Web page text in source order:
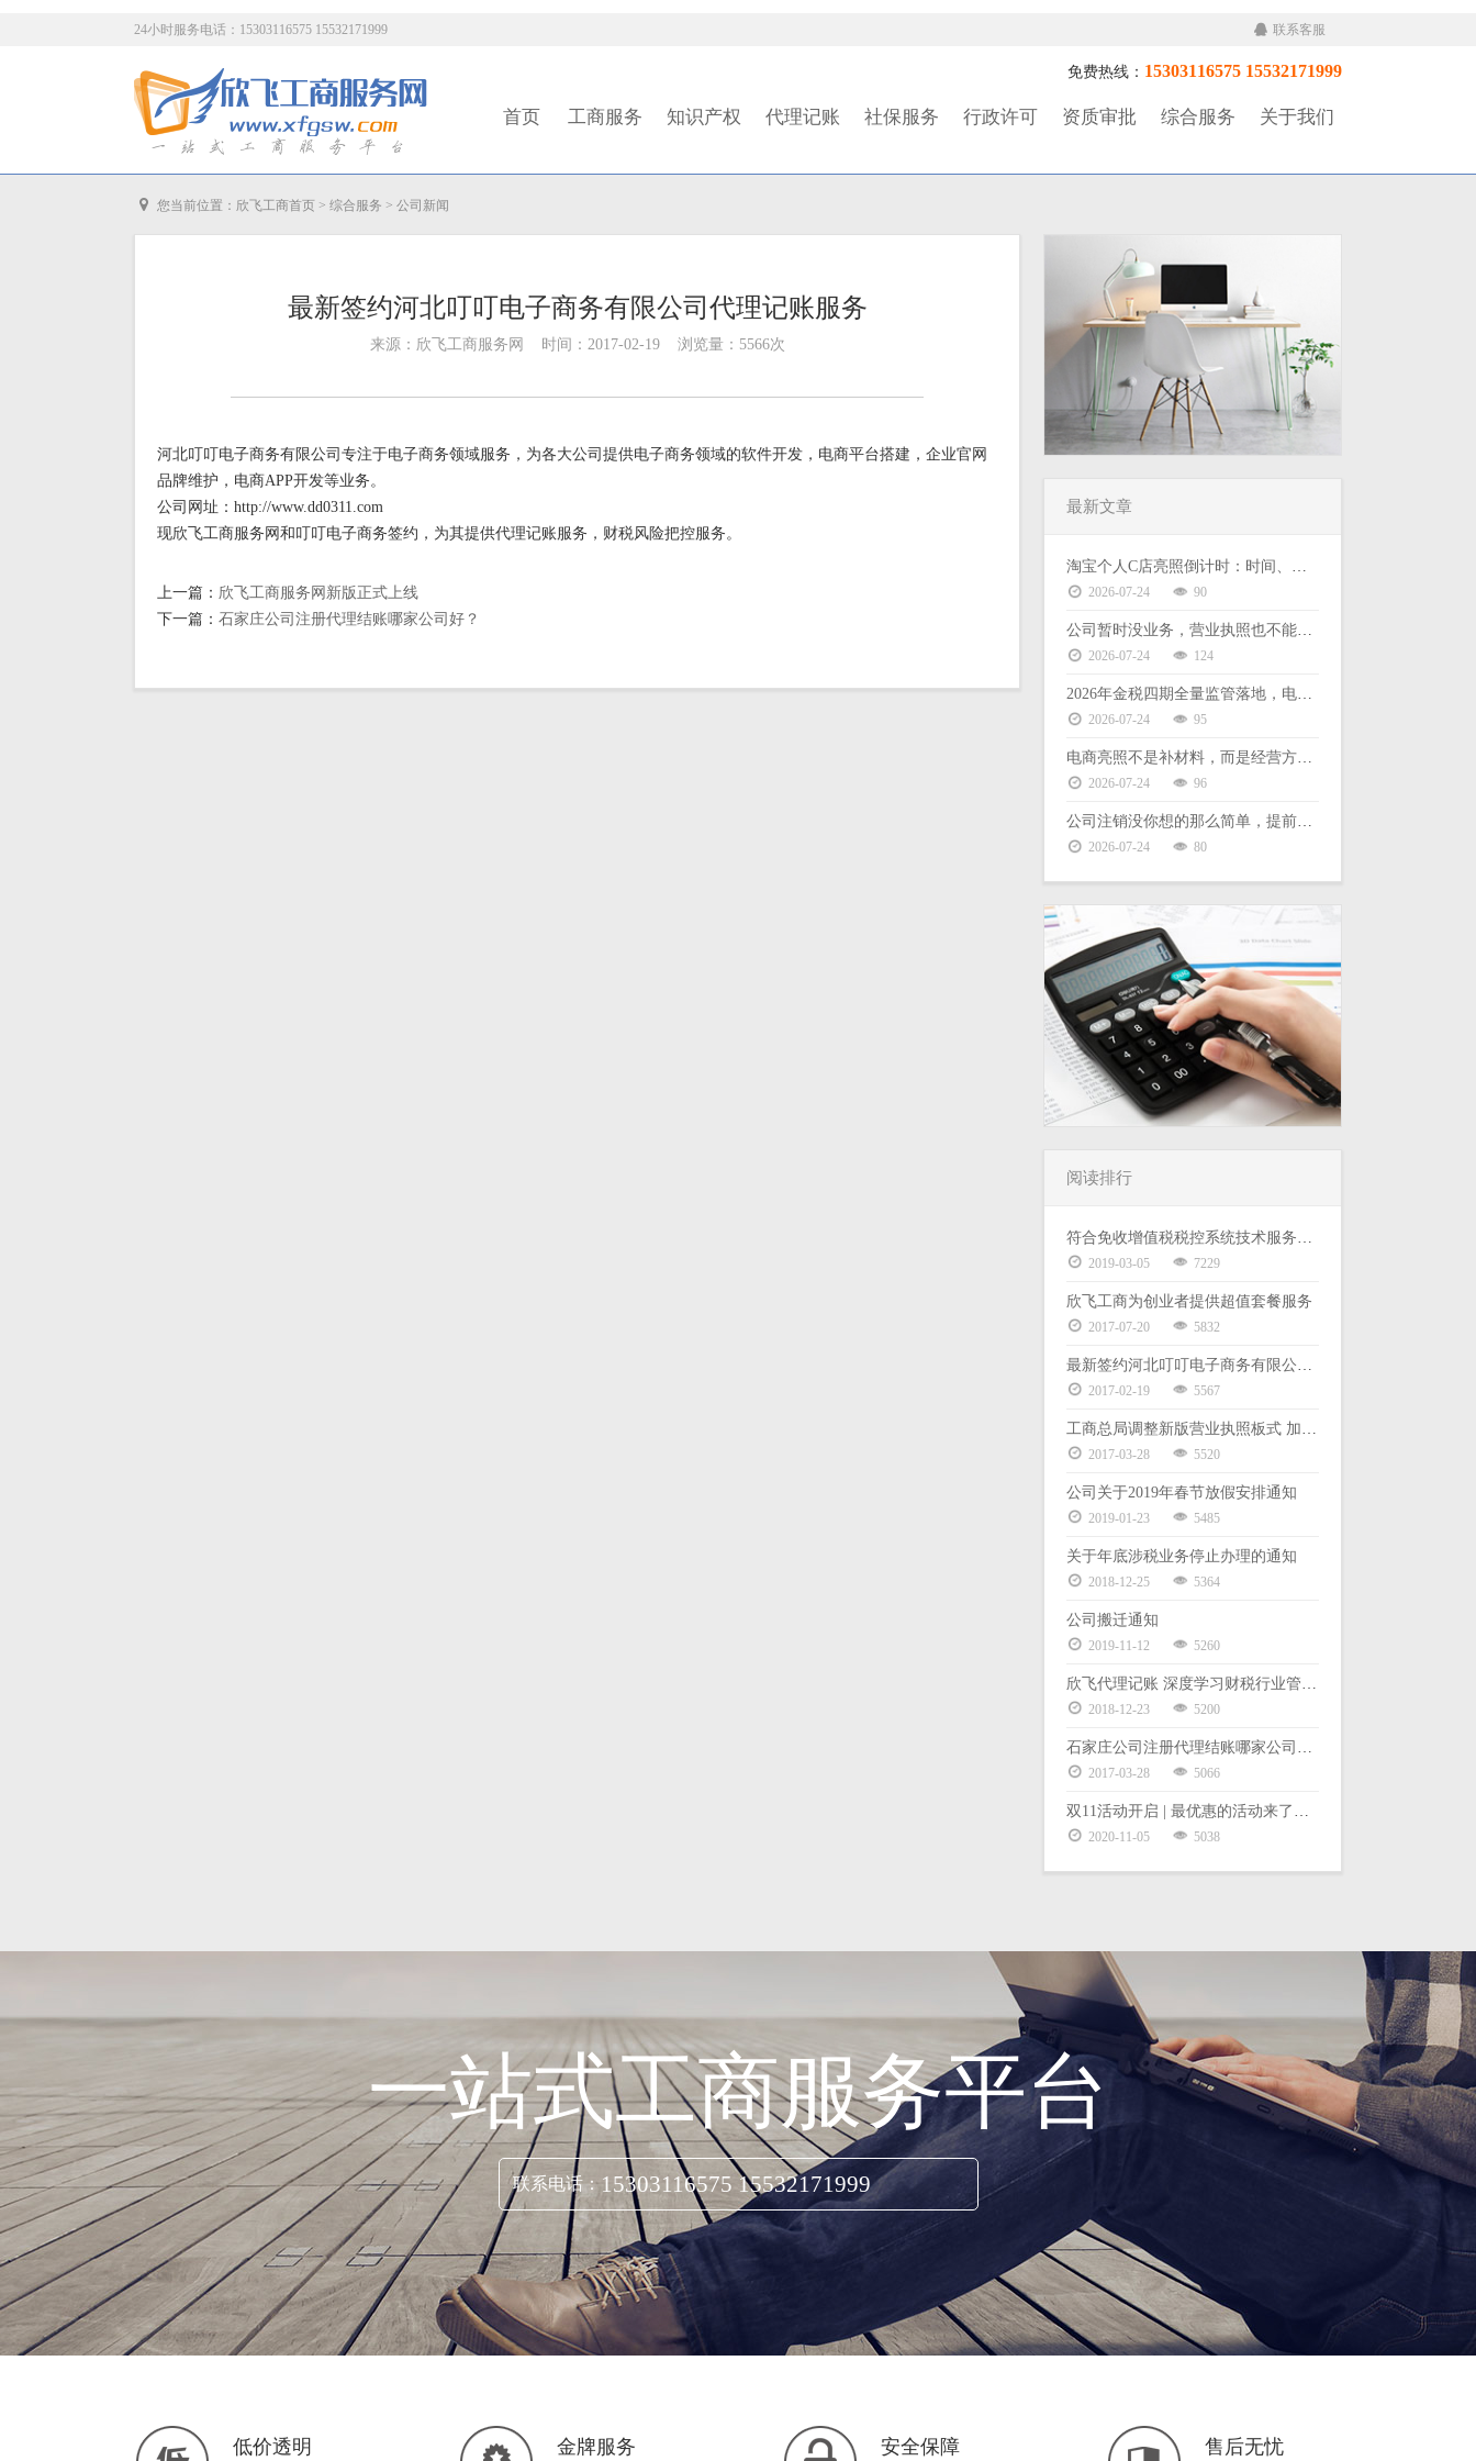
24小时服务电话：15303116575 15532171999 联系客服
首页 工商服务 知识产权 代理记账 社保服务 行政许可 资质审批 综合服务 关于我们
免费热线： 15303116575 15532171999
您当前位置： 欣飞工商首页 > 综合服务 > 公司新闻
最新签约河北叮叮电子商务有限公司代理记账服务
来源：欣飞工商服务网 时间：2017-02-19 浏览量：5566次
河北叮叮电子商务有限公司专注于电子商务领域服务，为各大公司提供电子商务领域的软件开发，电商平台搭建，企业官网
品牌维护，电商APP开发等业务。
公司网址：http://www.dd0311.com
现欣飞工商服务网和叮叮电子商务签约，为其提供代理记账服务，财税风险把控服务。
上一篇： 欣飞工商服务网新版正式上线
下一篇： 石家庄公司注册代理结账哪家公司好？
最新文章
淘宝个人C店亮照倒计时：时间、后果、缺票难题一次说清
2026-07-24 90
公司暂时没业务，营业执照也不能放着不管
2026-07-24 124
2026年金税四期全量监管落地，电商财税合规没有侥幸空间
2026-07-24 95
电商亮照不是补材料，而是经营方式的选择
2026-07-24 96
公司注销没你想的那么简单，提前了解这些能少走弯路
2026-07-24 80
阅读排行
2019-03-05 7229
欣飞工商为创业者提供超值套餐服务
2017-07-20 5832
2017-02-19 5567
2017-03-28 5520
公司关于2019年春节放假安排通知
2019-01-23 5485
关于年底涉税业务停止办理的通知
2018-12-25 5364
公司搬迁通知
2019-11-12 5260
2018-12-23 5200
2017-03-28 5066
2020-11-05 5038
一站式工商服务平台
联系电话： 15303116575 15532171999
立即咨询
低价透明 金牌服务 安全保障 售后无忧